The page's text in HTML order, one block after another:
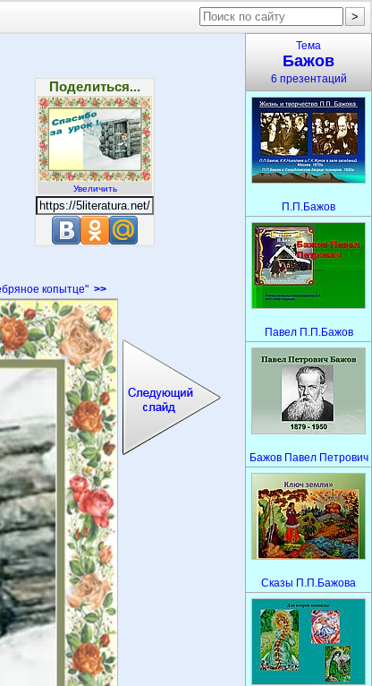
Поделиться...
Увеличить
копытце" >>
Тема
Бажов
6 презентаций
П.П.Бажов
Павел П.П.Бажов
Бажов Павел Петрович
Сказы П.П.Бажова